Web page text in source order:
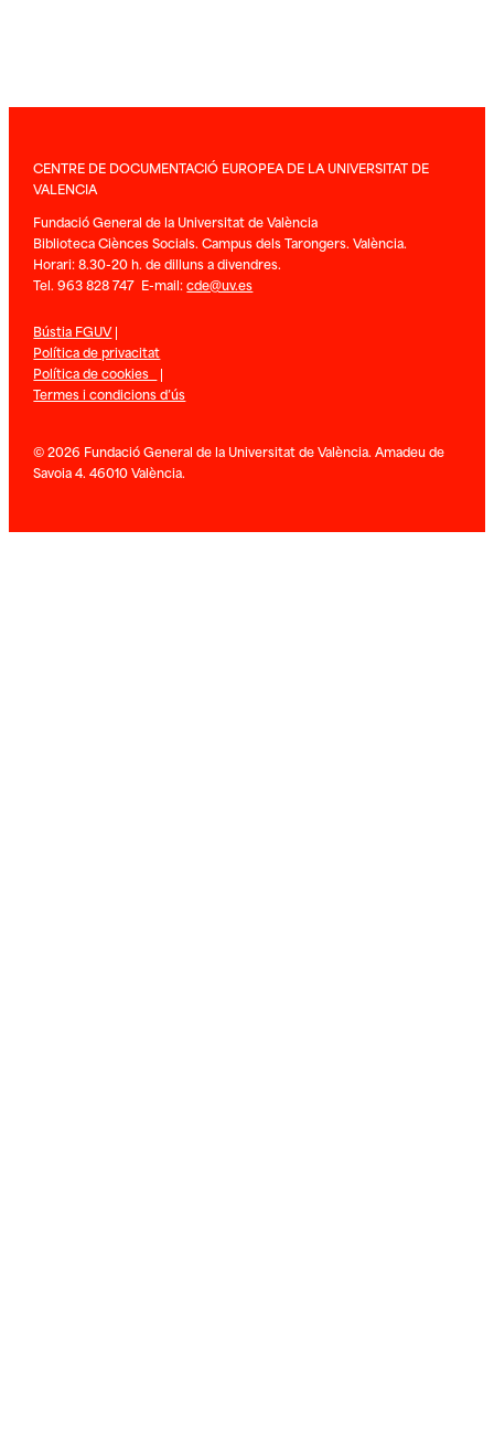
CENTRE DE DOCUMENTACIÓ EUROPEA DE LA UNIVERSITAT DE
VALENCIA
Fundació General de la Universitat de València
Biblioteca Ciènces Socials. Campus dels Tarongers. València.
Horari: 8.30-20 h. de dilluns a divendres.
Tel. 963 828 747 E-mail:cde@uv.es
Bústia FGUV|
Política de privacitat
Política de cookies |
Termes i condicions d’ús
© 2026 Fundació General de la Universitat de València. Amadeu de
Savoia 4. 46010 València.